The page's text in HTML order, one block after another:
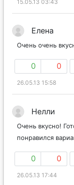
15.05.13 03:43
Елена
Очень очень
0 0
26.05.13 15:58
Нелли
Очень вкусно!
понравился
0 0
26.05.13 17:44